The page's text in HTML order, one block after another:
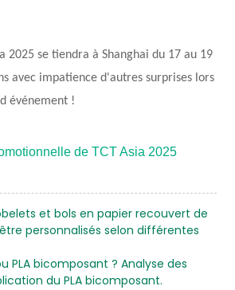
2025 se tiendra à Shanghai du 17 au 19
avec impatience d'autres surprises lors
événement !
et bols en papier recouvert de
être personnalisés selon différentes
PLA bicomposant ? Analyse des
du PLA bicomposant.